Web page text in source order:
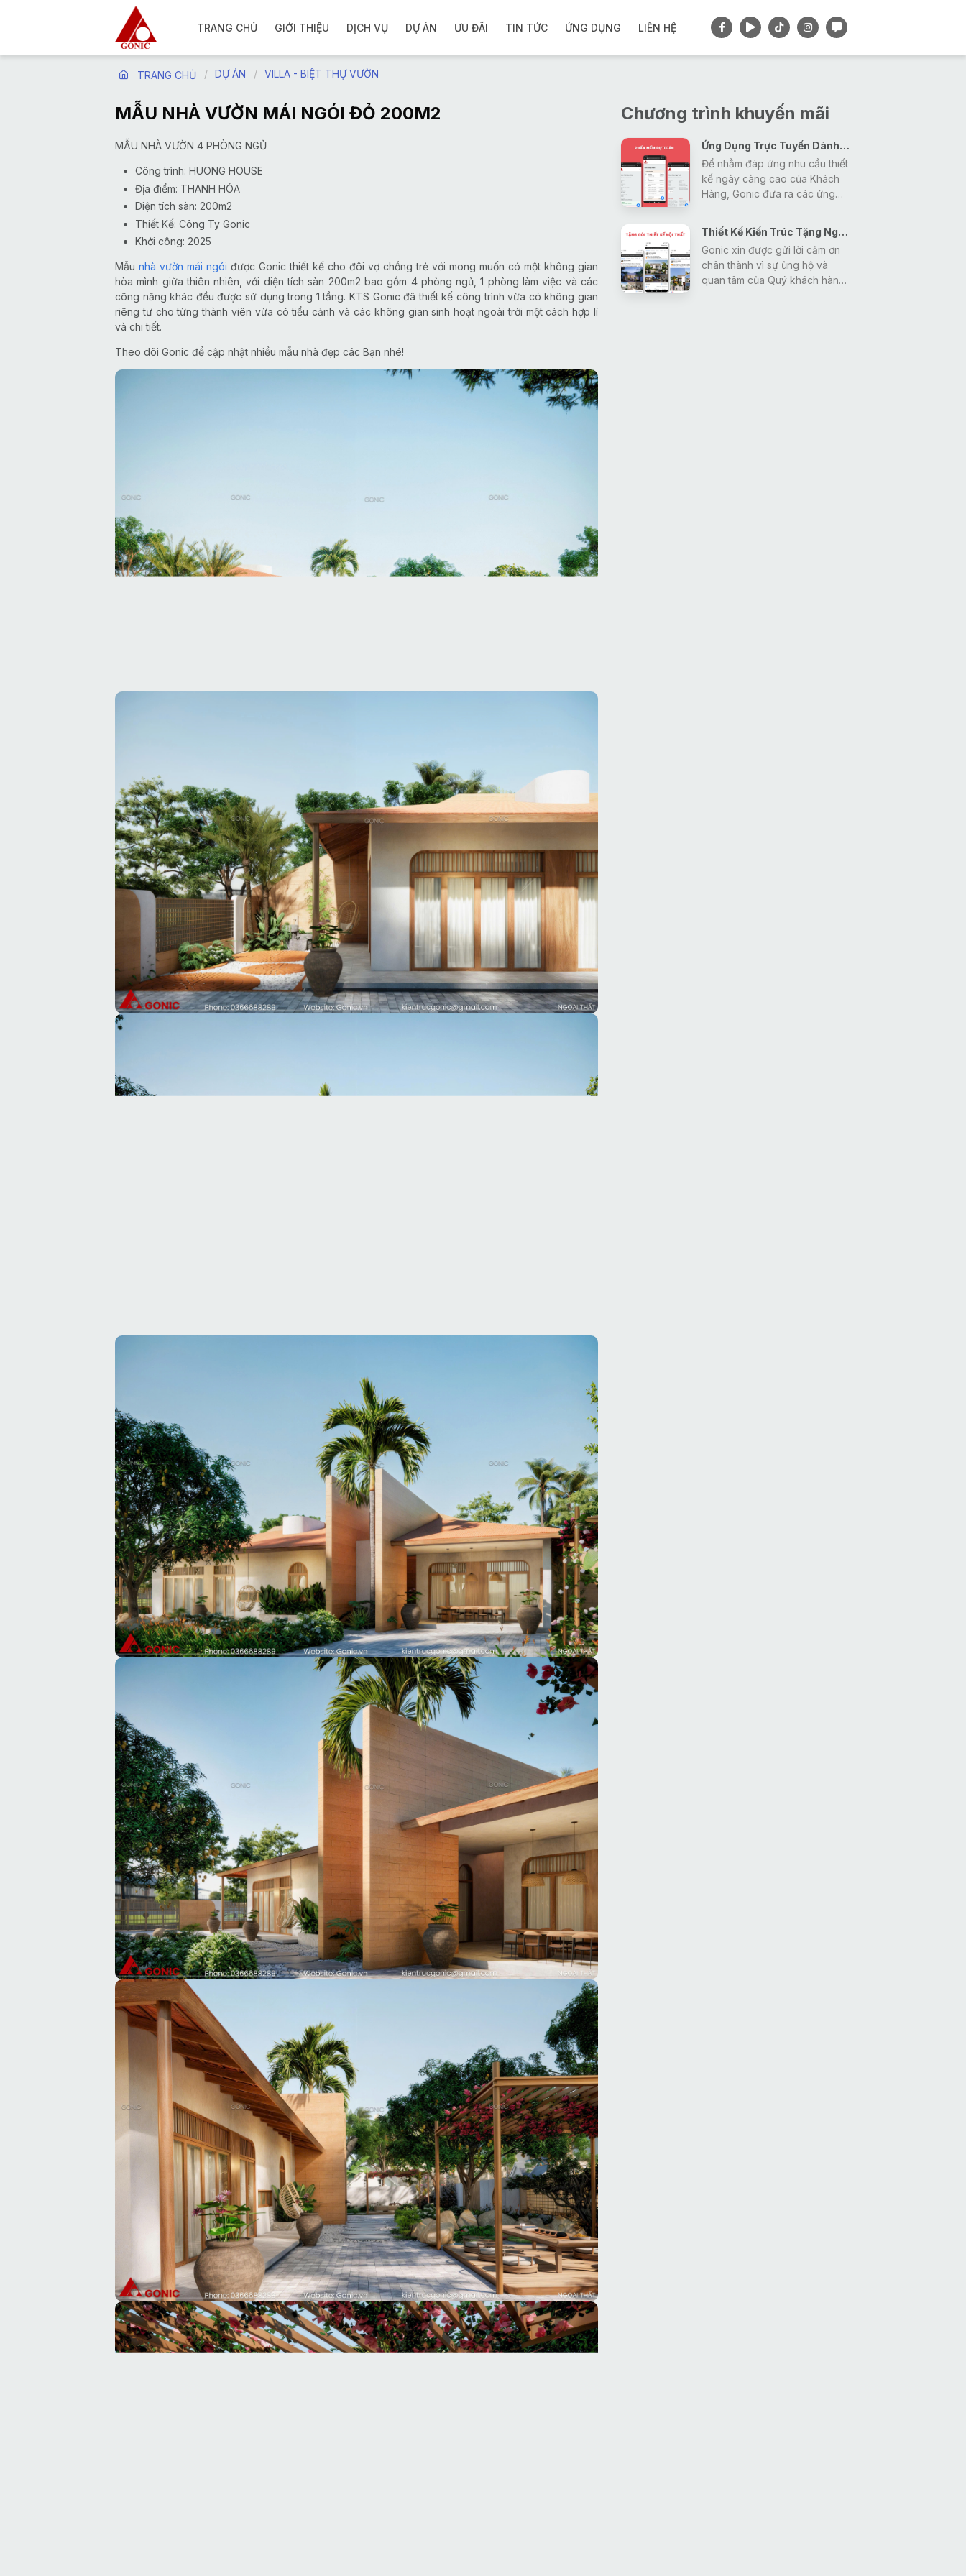
TRANG CHỦ GIỚI THIỆU DỊCH VỤ DỰ ÁN ƯU ĐÃI TIN TỨC ỨNG DỤNG LIÊN HỆ
TRANG CHỦ DỰ ÁN VILLA - BIỆT THỰ VƯỜN
MẪU NHÀ VƯỜN MÁI NGÓI ĐỎ 200M2
MẪU NHÀ VƯỜN 4 PHÒNG NGỦ
Công trình: HUONG HOUSE
Địa điểm: THANH HÓA
Diện tích sàn: 200m2
Thiết Kế: Công Ty Gonic
Khởi công: 2025
Mẫu nhà vườn mái ngói được Gonic thiết kế cho đôi vợ chồng trẻ với mong muốn có một không gian
hòa mình giữa thiên nhiên, với diện tích sàn 200m2 bao gồm 4 phòng ngủ, 1 phòng làm việc và các
công năng khác đều được sử dụng trong 1 tầng. KTS Gonic đã thiết kế công trình vừa có không gian
riêng tư cho từng thành viên vừa có tiểu cảnh và các không gian sinh hoạt ngoài trời một cách hợp lí
và chi tiết.
Theo dõi Gonic để cập nhật nhiều mẫu nhà đẹp các Bạn nhé!
Chương trình khuyến mãi
Ứng Dụng Trực Tuyến Dành Cho Khách Hàng
Để nhằm đáp ứng nhu cầu thiết
kế ngày càng cao của Khách
Hàng, Gonic đưa ra các ứng
thắc mắc, tra cứu các thông tin
về thiết kế - xây dựng - phong
thủy một cách nhanh nhất và
hiệu quả nhất cho khách hàng.
Thiết Kế Kiến Trúc Tặng Ngay Gói Thiết Kế Nội Thất
Gonic xin được gửi lời cảm ơn
chân thành vì sự ủng hộ và
quan tâm của Quý khách hàng